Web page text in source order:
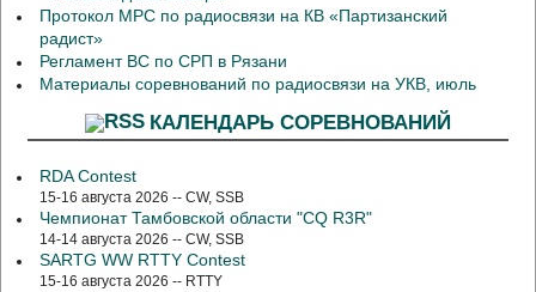
Протокол МРС по радиосвязи на КВ «Партизанский
радист»
Регламент ВС по СРП в Рязани
Материалы соревнований по радиосвязи на УКВ, июль
КАЛЕНДАРЬ СОРЕВНОВАНИЙ
RDA Contest
15-16 августа 2026 -- CW, SSB
Чемпионат Тамбовской области "CQ R3R"
14-14 августа 2026 -- CW, SSB
SARTG WW RTTY Contest
15-16 августа 2026 -- RTTY